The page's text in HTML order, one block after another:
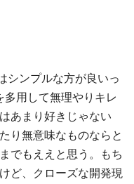
シンプルな方が良いっ
用して無理やりキレ
あまり好きじゃない
り無意味なものならと
でもええと思う。もち
ど、クローズな開発現